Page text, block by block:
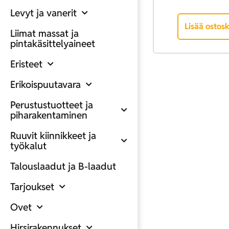
Levyt ja vanerit
Liimat massat ja
pintakäsittelyaineet
Eristeet
Erikoispuutavara
Perustustuotteet ja
piharakentaminen
Ruuvit kiinnikkeet ja
työkalut
Talouslaadut ja B-laadut
Tarjoukset
Ovet
Lisää